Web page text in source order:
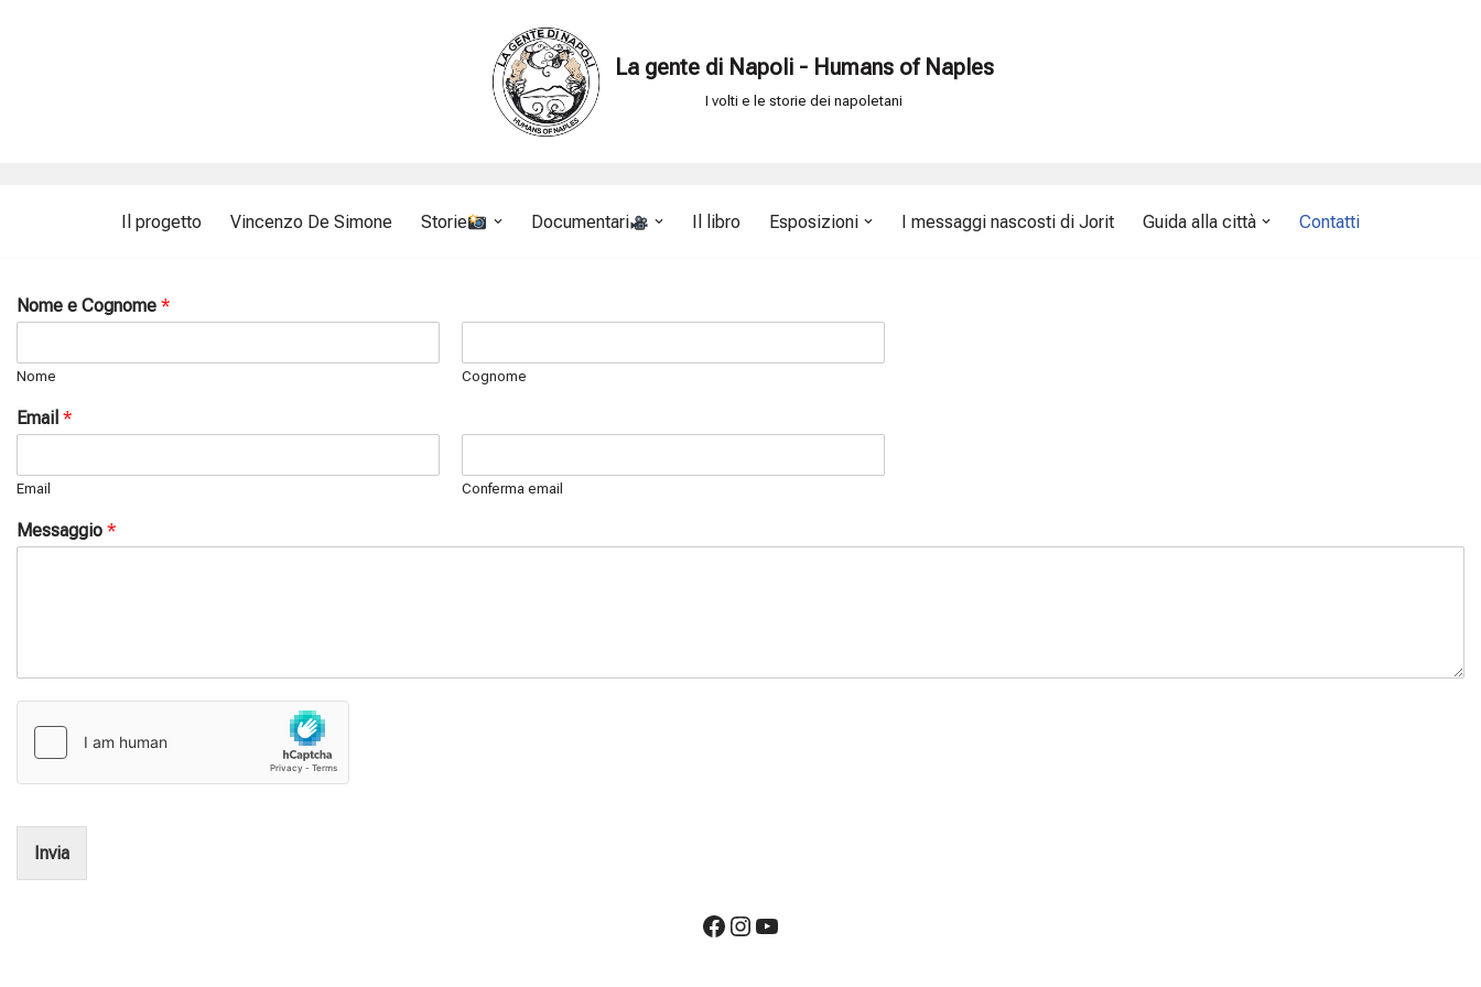
La gente di Napoli - Humans of Naples
I volti e le storie dei napoletani
Il progetto Vincenzo De Simone Storie Documentari Il libro Esposizioni I messaggi nascosti di Jorit Guida alla città Contatti
Nome e Cognome *
Nome Cognome
Email *
Email Conferma email
Messaggio *
Invia